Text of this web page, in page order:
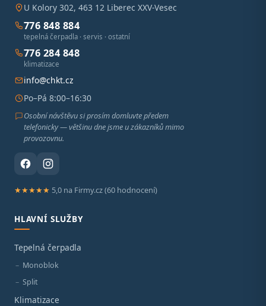
U Kolory 302, 463 12 Liberec XXV-Vesec
776 848 884
tepelná čerpadla · servis · ostatní
776 284 848
klimatizace
info@chkt.cz
Po–Pá 8:00–16:30
Osobní návštěvu si prosím domluvte předem
telefonicky — většinu dne jsme u zákazníků mimo
provozovnu.
★★★★★ 5,0 na Firmy.cz (60 hodnocení)
HLAVNÍ SLUŽBY
Tepelná čerpadla
Monoblok
Split
Klimatizace